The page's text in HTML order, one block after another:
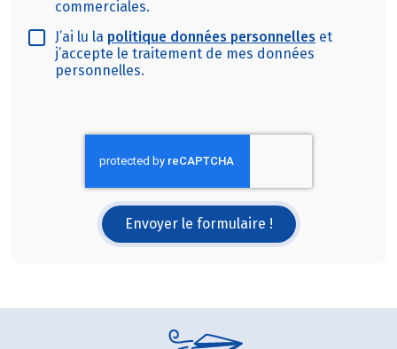
commerciales.
J’ai lu la politique données personnelles et
j’accepte le traitement de mes données
personnelles.
Envoyer le formulaire !